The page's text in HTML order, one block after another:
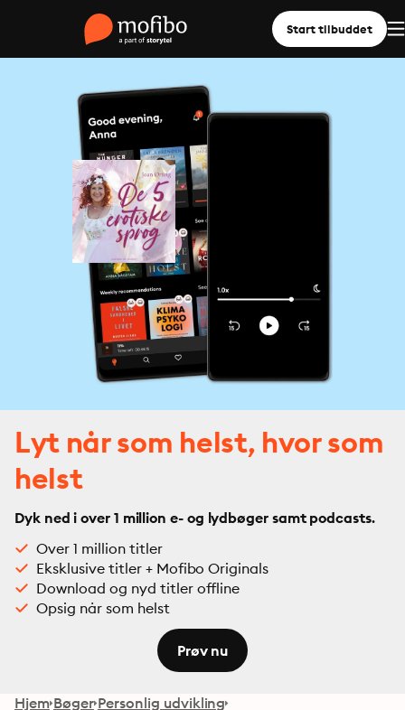
Start tilbuddet
Lyt når som helst, hvor som
helst
Dyk ned i over 1 million e- og lydbøger samt podcasts.
Over 1 million titler
Eksklusive titler + Mofibo Originals
Download og nyd titler offline
Opsig når som helst
Prøv nu
Hjem Bøger Personlig udvikling